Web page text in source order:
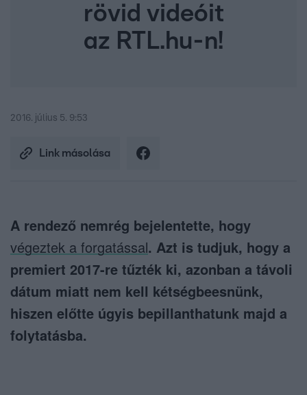
rövid videóit
az RTL.hu-n!
2016. július 5. 9:53
Link másolása
A rendező nemrég bejelentette, hogy
végeztek a forgatással. Azt is tudjuk, hogy a
premiert 2017-re tűzték ki, azonban a távoli
dátum miatt nem kell kétségbeesnünk,
hiszen előtte úgyis bepillanthatunk majd a
folytatásba.